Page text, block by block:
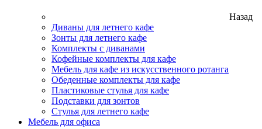
Назад
Диваны для летнего кафе
Зонты для летнего кафе
Комплекты с диванами
Кофейные комплекты для кафе
Мебель для кафе из искусственного ротанга
Обеденные комплекты для кафе
Пластиковые стулья для кафе
Подставки для зонтов
Стулья для летнего кафе
Мебель для офиса